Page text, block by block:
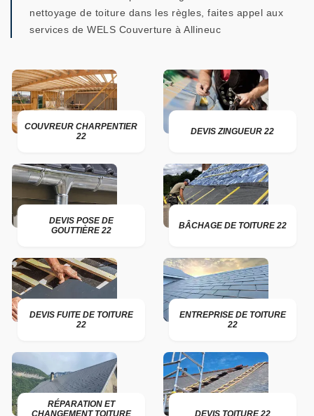
nettoyage de toiture dans les règles, faites appel aux
services de WELS Couverture à Allineuc
COUVREUR CHARPENTIER
22
DEVIS ZINGUEUR 22
DEVIS POSE DE
GOUTTIÈRE 22
BÂCHAGE DE TOITURE 22
DEVIS FUITE DE TOITURE
22
ENTREPRISE DE TOITURE
22
RÉPARATION ET
CHANGEMENT TOITURE
DEVIS TOITURE 22